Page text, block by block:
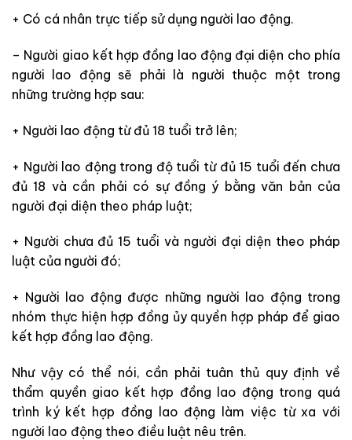
+ Có cá nhân trực tiếp sử dụng người lao động.
– Người giao kết hợp đồng lao động đại diện cho phía
người lao động sẽ phải là người thuộc một trong
những trường hợp sau:
+ Người lao động từ đủ 18 tuổi trở lên;
+ Người lao động trong độ tuổi từ đủ 15 tuổi đến chưa
đủ 18 và cần phải có sự đồng ý bằng văn bản của
người đại diện theo pháp luật;
+ Người chưa đủ 15 tuổi và người đại diện theo pháp
luật của người đó;
+ Người lao động được những người lao động trong
nhóm thực hiện hợp đồng ủy quyền hợp pháp để giao
kết hợp đồng lao động.
Như vậy có thể nói, cần phải tuân thủ quy định về
thẩm quyền giao kết hợp đồng lao động trong quá
trình ký kết hợp đồng lao động làm việc từ xa với
người lao động theo điều luật nêu trên.